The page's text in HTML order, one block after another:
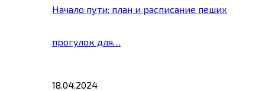
Начало пути: план и расписание пеших
прогулок для…
18.04.2024